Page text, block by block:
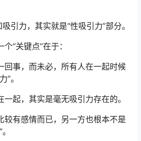
引力，其实就是“性吸引力”部分。
“关键点”在于：
回事，而未必，所有人在一起时候
”。
起，其实是毫无吸引力存在的。
较有感情而已，另一方也根本不是